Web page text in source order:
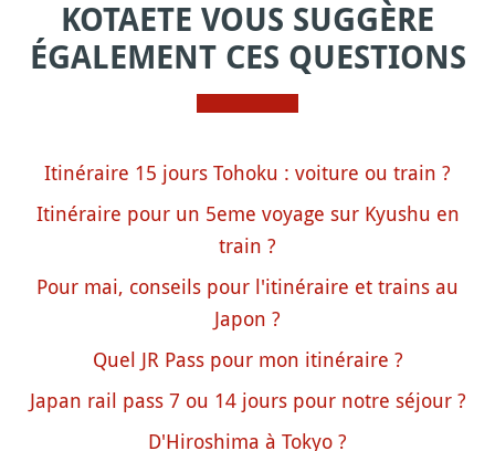
KOTAETE VOUS SUGGÈRE
ÉGALEMENT CES QUESTIONS
Itinéraire 15 jours Tohoku : voiture ou train ?
Itinéraire pour un 5eme voyage sur Kyushu en
train ?
Pour mai, conseils pour l'itinéraire et trains au
Japon ?
Quel JR Pass pour mon itinéraire ?
Japan rail pass 7 ou 14 jours pour notre séjour ?
D'Hiroshima à Tokyo ?